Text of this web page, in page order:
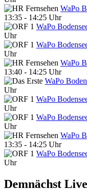
WaPo
13:35 - 14:25 Uhr
WaPo
Uhr
WaPo
Uhr
WaPo
13:40 - 14:25 Uhr
WaPo
Uhr
WaPo
Uhr
WaPo
Uhr
WaPo
13:35 - 14:25 Uhr
WaPo
Uhr
Demnächst